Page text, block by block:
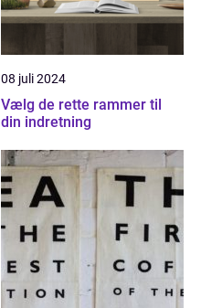
08 juli 2024
Vælg de rette rammer til
din indretning